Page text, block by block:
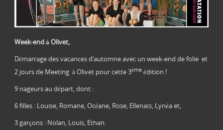
Week-end à Olivet,
Démarrage des vacances d’automne avec un week-end de folie et
2 jours de Meeting à Olivet pour cette 3èmeédition !
9 nageurs au départ, dont :
6 filles : Louise, Romane, Océane, Rose, Ellenaïs, Lynéa et,
3 garçons : Nolan, Louis, Ethan.